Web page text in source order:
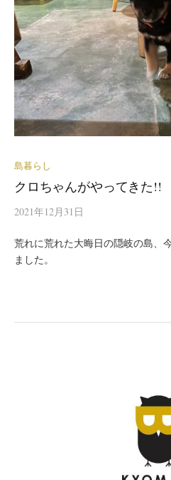
島暮らし
クロちゃんがやってきた!!
2021年12月31日
荒れに荒れた大晦日の隠岐の島、
ました。